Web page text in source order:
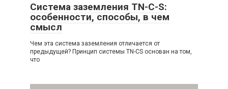
Система заземления TN-C-S:
особенности, способы, в чем
смысл
Чем эта система заземления отличается от
предыдущей? Принцип системы TN-CS основан на том,
что